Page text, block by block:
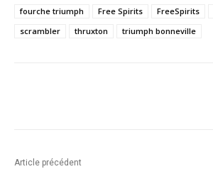
fourche triumph
Free Spirits FreeSpirits
scrambler
thruxton triumph bonneville
Article précédent